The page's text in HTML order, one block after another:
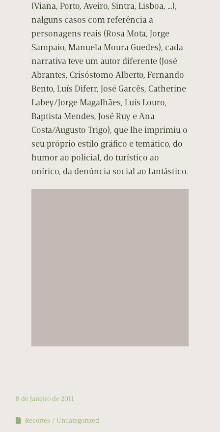
(Viana, Porto, Aveiro, Sintra, Lisboa, …),
nalguns casos com referência a
personagens reais (Rosa Mota, Jorge
Sampaio, Manuela Moura Guedes), cada
narrativa teve um autor diferente (José
Abrantes, Crisóstomo Alberto, Fernando
Bento, Luís Diferr, José Garcês, Catherine
Labey/Jorge Magalhães, Luís Louro,
Baptista Mendes, José Ruy e Ana
Costa/Augusto Trigo), que lhe imprimiu o
seu próprio estilo gráfico e temático, do
humor ao policial, do turístico ao
onírico, da denúncia social ao fantástico.
8 de Janeiro de 2011
Recortes
Uncategorized